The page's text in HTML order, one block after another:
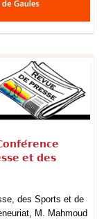
𝗲𝘁 𝗱𝗲𝘀
des Sports et de
M. Mahmoud